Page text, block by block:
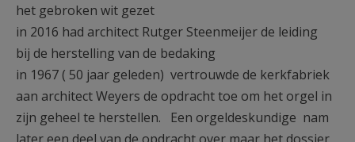
het gebroken wit gezet
in 2016 had architect Rutger Steenmeijer de leiding
bij de herstelling van de bedaking
in 1967 ( 50 jaar geleden) vertrouwde de kerkfabriek
aan architect Weyers de opdracht toe om het orgel in
zijn geheel te herstellen. Een orgeldeskundige nam